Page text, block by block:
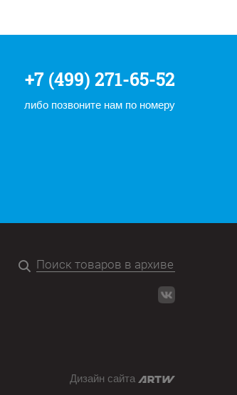
+7 (499) 271-65-52
либо позвоните нам по номеру
Дизайн сайта